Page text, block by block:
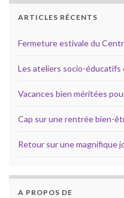
ARTICLES RÉCENTS
Fermeture estivale du
Les ateliers socio-
Vacances bien méritées
Cap sur une rentrée bien-
Retour sur une magnifique
A PROPOS DE